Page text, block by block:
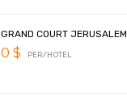
GRAND COURT JERUSALEM
0 $ PER/HOTEL